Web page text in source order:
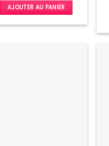
AJOUTER AU PANIER